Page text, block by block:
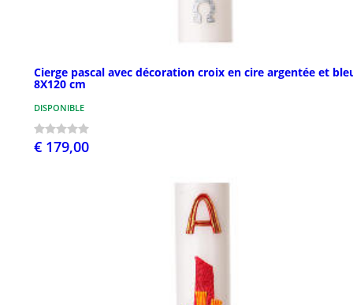
Cierge pascal avec décoration croix en cire argentée et
8X120 cm
DISPONIBLE
€ 179,00